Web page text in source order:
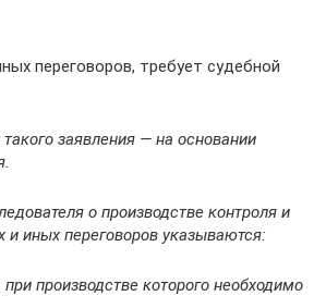
переговоров, требует судебной
такого заявления — на основании
о производстве контроля и
и иных переговоров указываются:
при производстве которого необходимо